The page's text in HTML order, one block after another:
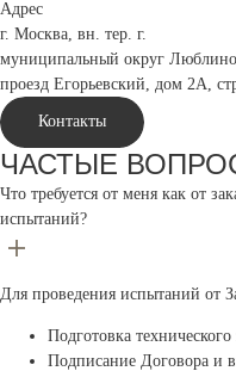
Адрес
г. Москва, вн. тер. г.
муниципальный округ
проезд Егорьевский, дом 2А,
Контакты
ЧАСТЫЕ
Что требуется от меня как от
испытаний?
Для проведения испытаний от
Подготовка технического
Подписание Договора и